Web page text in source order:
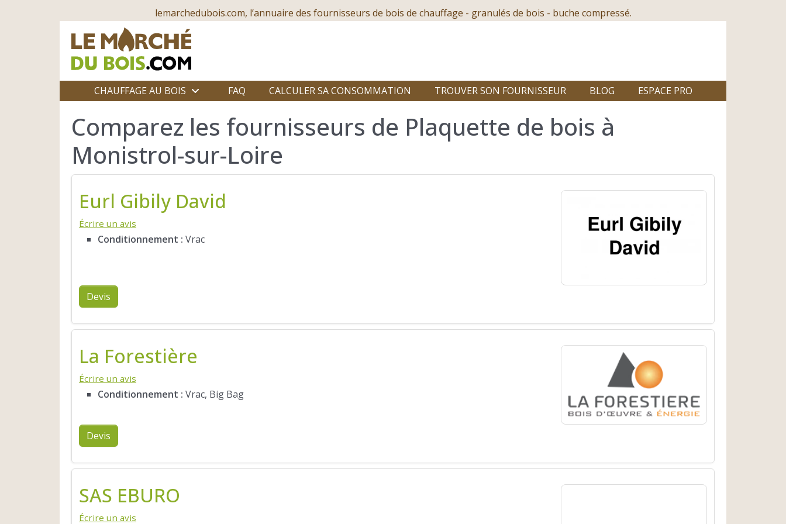
lemarchedubois.com, l’annuaire des fournisseurs de bois de chauffage - granulés de bois - buche compressé.
CHAUFFAGE AU BOIS FAQ CALCULER SA CONSOMMATION TROUVER SON FOURNISSEUR BLOG ESPACE PRO
Comparez les fournisseurs de Plaquette de bois à
Monistrol-sur-Loire
Eurl Gibily David
Écrire un avis
Conditionnement : Vrac
Devis
La Forestière
Écrire un avis
Conditionnement : Vrac, Big Bag
Devis
SAS EBURO
Écrire un avis